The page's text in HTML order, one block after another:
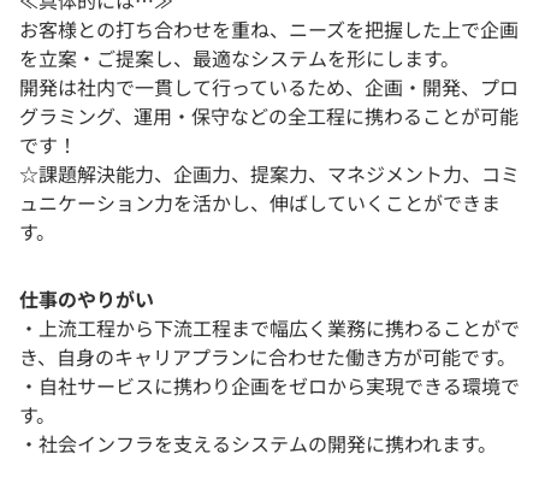
お客様との打ち合わせを重ね、ニーズを把握した上で企画
を立案・ご提案し、最適なシステムを形にします。
開発は社内で一貫して行っているため、企画・開発、プロ
グラミング、運用・保守などの全工程に携わることが可能
です！
☆課題解決能力、企画力、提案力、マネジメント力、コミ
ュニケーション力を活かし、伸ばしていくことができま
す。
仕事のやりがい
・上流工程から下流工程まで幅広く業務に携わることがで
き、自身のキャリアプランに合わせた働き方が可能です。
・自社サービスに携わり企画をゼロから実現できる環境で
す。
・社会インフラを支えるシステムの開発に携われます。